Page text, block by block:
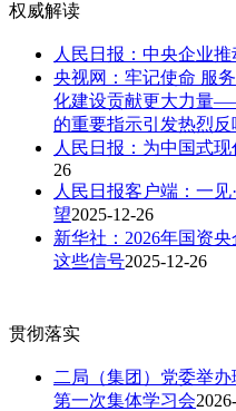
权威解读
人民日报：中央企业
央视网：牢记使命 服
化建设贡献更大力量
的重要指示引发热烈反
人民日报：为中国式
26
人民日报客户端：一
望2025-12-26
新华社：2026年国资
这些信号2025-12-26
贯彻落实
二局（集团）党委举
第一次集体学习会